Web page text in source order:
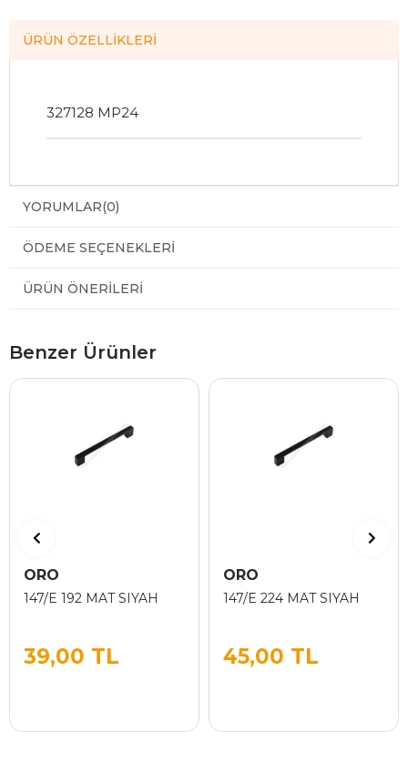
ÜRÜN ÖZELLIKLERI
327128 MP24
YORUMLAR(0)
ÖDEME SEÇENEKLERI
ÜRÜN ÖNERILERI
Benzer Ürünler
ORO
147/E 192 MAT SIYAH
39,00 TL
ORO
147/E 224 MAT SIYAH
45,00 TL